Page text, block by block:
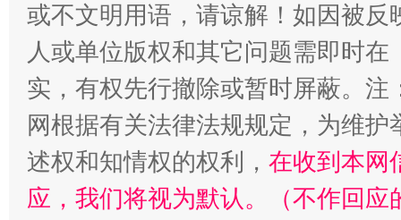
解纷+调解+退费，一次搞定
或不文明用语，请谅解！如因被
人或单位版权和其它问题需即时在
实，有权先行撤除或暂时屏蔽。
网根据有关法律法规规定，为维
述权和知情权的权利， 在收到本网
应，我们将视为默认。（不作回应